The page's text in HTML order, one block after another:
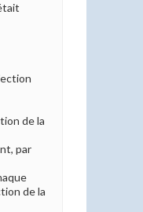
de la
par
de la